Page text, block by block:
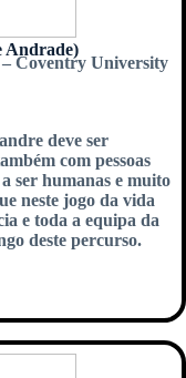
Andrade)
– Coventry University
deve ser
com pessoas
ser humanas e muito
neste jogo da vida
e toda a equipa da
deste percurso.